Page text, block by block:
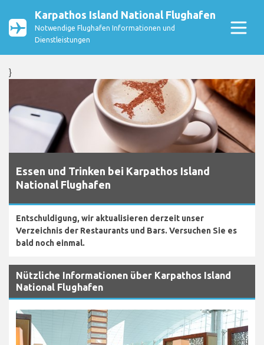
Karpathos Island National Flughafen
Notwendige Flughafen Informationen und
Dienstleistungen
}
Essen und Trinken bei Karpathos Island
National Flughafen
Entschuldigung, wir aktualisieren derzeit unser
Verzeichnis der Restaurants und Bars. Versuchen Sie es
bald noch einmal.
Nützliche Informationen über Karpathos Island
National Flughafen